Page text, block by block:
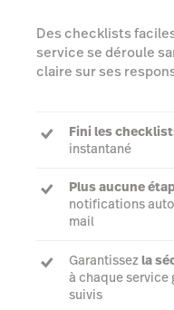
Des checklists
service se déroule
claire sur ses
Fini les
instantané
Plus aucune
notifications
mail
Garantissezla
à chaque service
suivis